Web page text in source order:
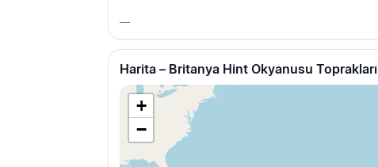
—
Harita – Britanya Hint Okyanusu Toprakları
+
−